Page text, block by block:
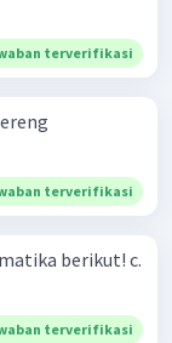
terverifikasi
terverifikasi
berikut! c.
terverifikasi